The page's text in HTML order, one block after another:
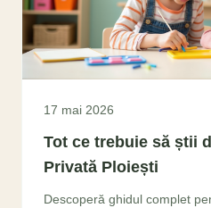
17 mai 2026
Tot ce trebuie să știi
Privată Ploiești
Descoperă ghidul complet